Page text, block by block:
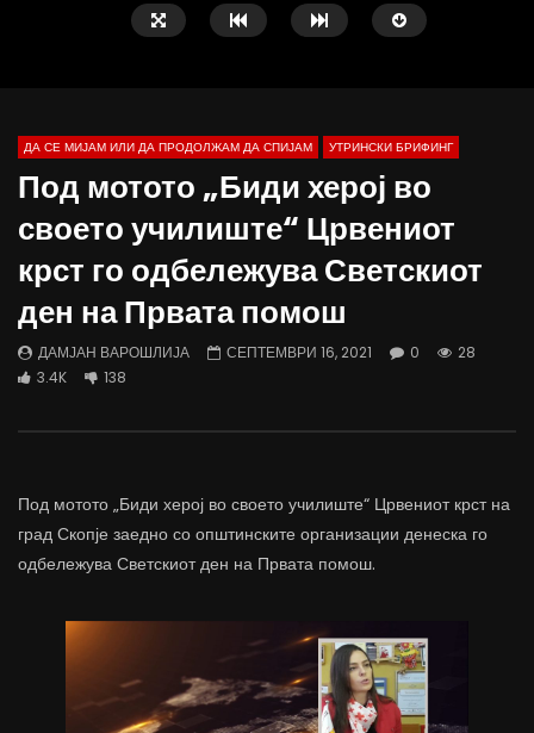
Д-р Беговиќ: Обуката на лекарите
трае предолго за да дозволиме лесно
да го губиме стручниот кадар
ДАМЈАН ВАРОШЛИЈА
ЈУНИ 30, 2022
0
2.6K
флексибилна држава
ЈУНИ 30, 2022
ДА СЕ МИЈАМ ИЛИ ДА ПРОДОЛЖАМ ДА СПИЈАМ УТРИНСКИ БРИФИНГ
Под мотото „Биди херој во
своето училиште“ Црвениот
крст го одбележува Светскиот
ден на Првата помош
ДАМЈАН ВАРОШЛИЈА СЕПТЕМВРИ 16, 2021 0
28
3.4K
138
Под мотото „Биди херој во своето училиште“ Црвениот крст на
град Скопје заедно со општинските организации денеска го
одбележува Светскиот ден на Првата помош.